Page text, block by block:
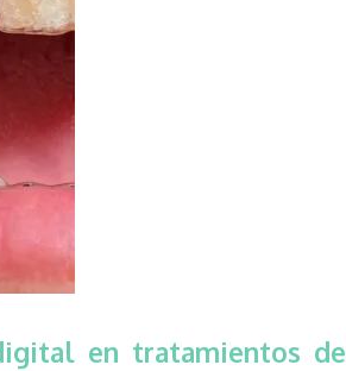
en tratamientos de